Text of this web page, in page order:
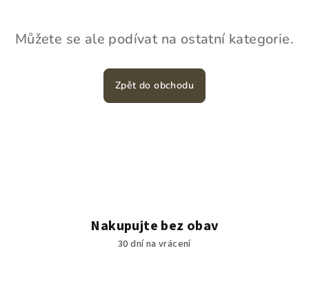
Můžete se ale podívat na ostatní kategorie.
Zpět do obchodu
Nakupujte bez obav
30 dní na vrácení